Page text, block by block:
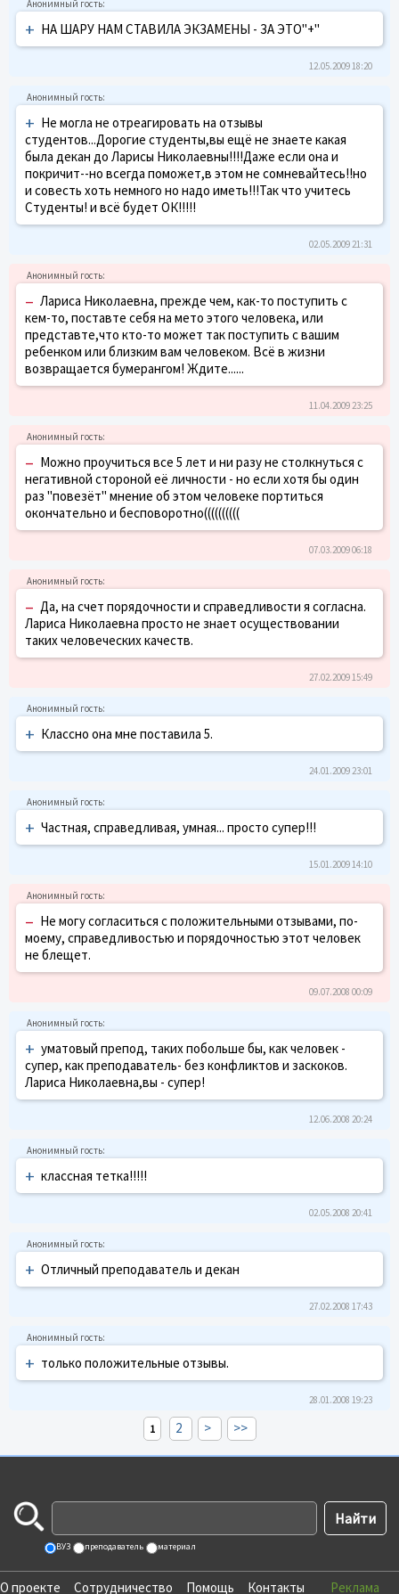
+ НА ШАРУ НАМ СТАВИЛА ЭКЗАМЕНЫ - ЗА ЭТО"+"
12.05.2009 18:20
+ Не могла не отреагировать на отзывы
студентов...Дорогие студенты,вы ещё не знаете какая
была декан до Ларисы Николаевны!!!!Даже если она и
покричит--но всегда поможет,в этом не сомневайтесь!!но
и совесть хоть немного но надо иметь!!!Так что учитесь
Студенты! и всё будет ОК!!!!!
02.05.2009 21:31
– Лариса Николаевна, прежде чем, как-то поступить с
кем-то, поставте себя на мето этого человека, или
представте,что кто-то может так поступить с вашим
ребенком или близким вам человеком. Всё в жизни
возвращается бумерангом! Ждите......
11.04.2009 23:25
– Можно проучиться все 5 лет и ни разу не столкнуться с
негативной стороной её личности - но если хотя бы один
раз "повезёт" мнение об этом человеке портиться
окончательно и бесповоротно((((((((((
07.03.2009 06:18
– Да, на счет порядочности и справедливости я согласна.
Лариса Николаевна просто не знает осуществовании
таких человеческих качеств.
27.02.2009 15:49
+ Классно она мне поставила 5.
24.01.2009 23:01
+ Частная, справедливая, умная... просто супер!!!
15.01.2009 14:10
– Не могу согласиться с положительными отзывами, по-
моему, справедливостью и порядочностью этот человек
не блещет.
09.07.2008 00:09
+ уматовый препод, таких побольше бы, как человек -
супер, как преподаватель- без конфликтов и заскоков.
Лариса Николаевна,вы - супер!
12.06.2008 20:24
+ классная тетка!!!!!
02.05.2008 20:41
+ Отличный преподаватель и декан
27.02.2008 17:43
+ только положительные отзывы.
28.01.2008 19:23
1 2 > >>
ВУЗ преподаватель материал
О проекте Сотрудничество Помощь Контакты Реклама